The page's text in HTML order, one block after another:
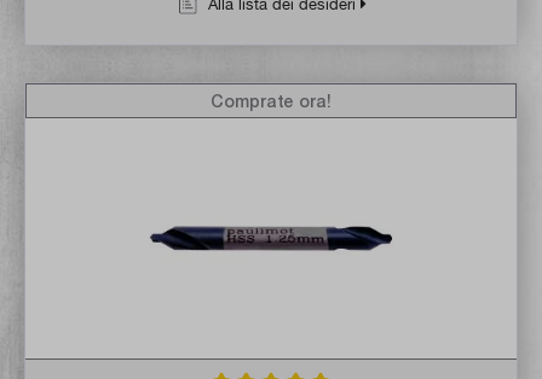
Alla lista dei desideri
Comprate ora!